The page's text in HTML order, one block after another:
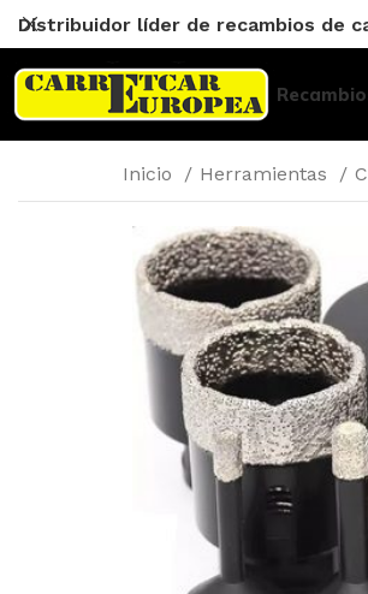
Inicio Herramientas
Distribuidor líder de recambios de